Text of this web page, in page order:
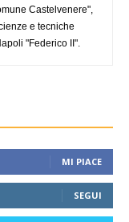
Castelvenere",
e tecniche
"Federico II".
MI PIACE
SEGUI